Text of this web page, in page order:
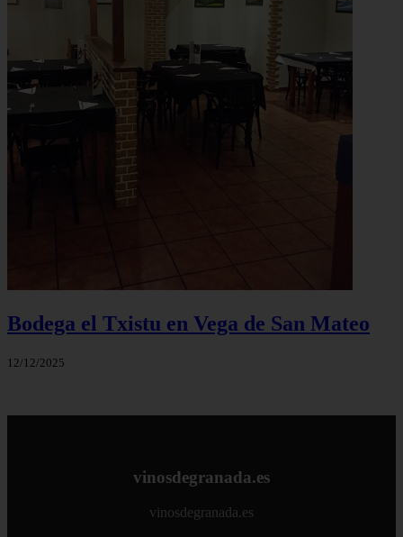
Bodega el Txistu en Vega de San Mateo
12/12/2025
vinosdegranada.es
vinosdegranada.es